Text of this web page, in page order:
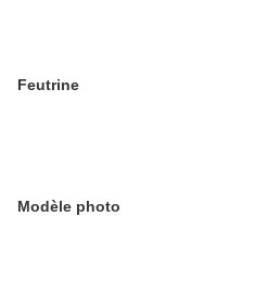
Feutrine
Modèle photo